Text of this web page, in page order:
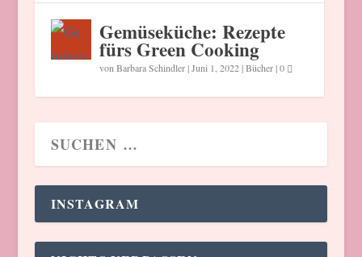
Gemüseküche: Rezepte
fürs Green Cooking
von Barbara Schindler|Juni 1, 2022|Bücher|0
INSTAGRAM